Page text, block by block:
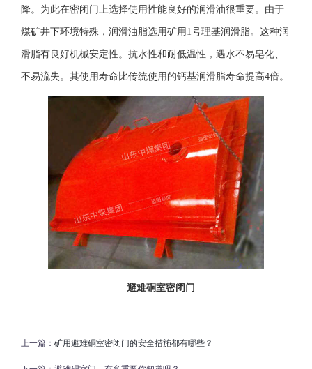
降。为此在密闭门上选择使用性能良好的润滑油很重要。由于
煤矿井下环境特殊，润滑油脂选用矿用1号理基润滑脂。这种润
滑脂有良好机械安定性。抗水性和耐低温性，遇水不易皂化、
不易流失。其使用寿命比传统使用的钙基润滑脂寿命提高4倍。
避难硐室密闭门
上一篇： 矿用避难硐室密闭门的安全措施都有哪些？